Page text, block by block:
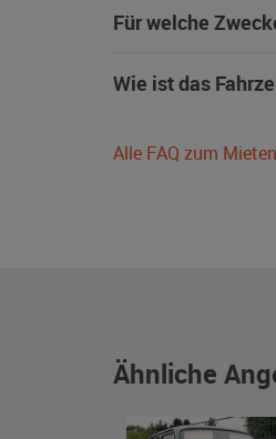
Für welche
Wie ist das
Alle FAQ zum
Ähnliche